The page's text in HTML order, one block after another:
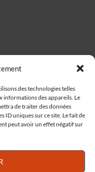
des technologies telles
informations des appareils. Le
de traiter des données
ID uniques sur ce site. Le fait de
peut avoir un effet négatif sur
Provençales issues de